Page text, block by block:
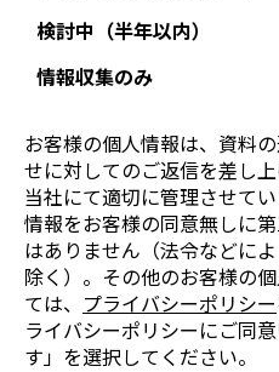
検討中（半年以内）
情報収集のみ
お客様の個人情報は、資料
せに対してのご返信を差し
当社にて適切に管理させて
情報をお客様の同意無しに
はありません（法令などに
除く）。その他のお客様の
ては、 プライバシーポリシー
ライバシーポリシーにご同
す」を選択してください。